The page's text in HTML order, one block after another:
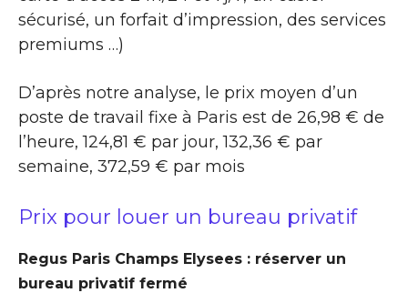
sécurisé, un forfait d’impression, des services
premiums …)
D’après notre analyse, le prix moyen d’un
poste de travail fixe à Paris est de 26,98 € de
l’heure, 124,81 € par jour, 132,36 € par
semaine, 372,59 € par mois
Prix pour louer un bureau privatif
Regus Paris Champs Elysees : réserver un
bureau privatif fermé